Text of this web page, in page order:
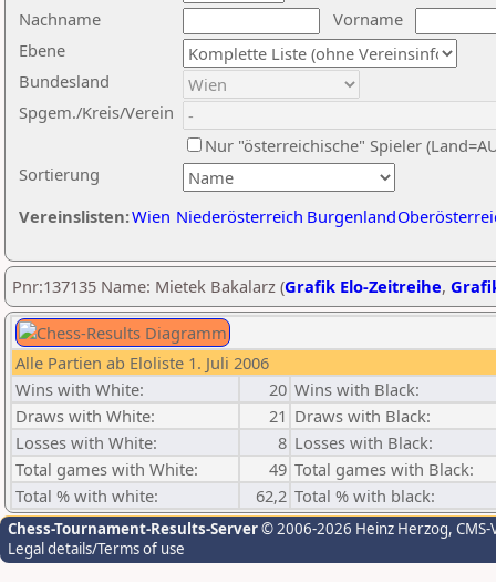
Nachname
Vorname
Ebene
Sortierung
Bundesland
Spgem./Kreis/Verein
Nur "österreichische" Spieler
Vereinslisten:Wien Niederösterreich Burgenland
Pnr:137135 Name: Mietek Bakalarz (Grafik Elo-Zeitreihe,
Alle Partien ab Eloliste 1. Juli 2006
Wins with White:
20 Wins with Black:
Draws with White:
21 Draws with Black:
Losses with White:
8 Losses with Black:
Total games with White:
49 Total games with Black:
Total % with white:
62,2 Total % with black:
Chess-Tournament-Results-Server© 2006-2026 Heinz Herzog,
Legal details/Terms of use